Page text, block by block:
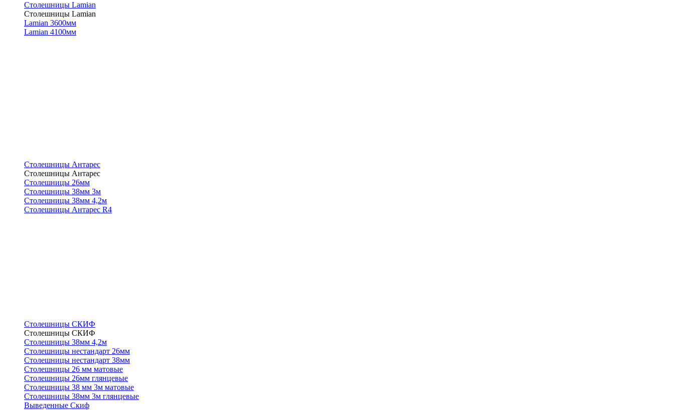
Столешницы Lamian
Столешницы Lamian
Lamian 3600мм
Lamian 4100мм
Столешницы Антарес
Столешницы Антарес
Столешницы 26мм
Столешницы 38мм 3м
Столешницы 38мм 4,2м
Столешницы Антарес R4
Столешницы СКИФ
Столешницы СКИФ
Столешницы 38мм 4,2м
Столешницы нестандарт 26мм
Столешницы нестандарт 38мм
Столешницы 26 мм матовые
Столешницы 26мм глянцевые
Столешницы 38 мм 3м матовые
Столешницы 38мм 3м глянцевые
Выведенные Скиф